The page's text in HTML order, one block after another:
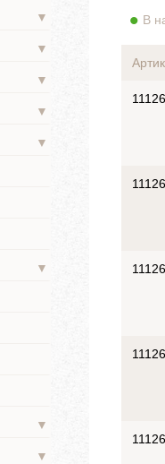
▼
▼
▼
▼
▼
▼
▼
▼
В